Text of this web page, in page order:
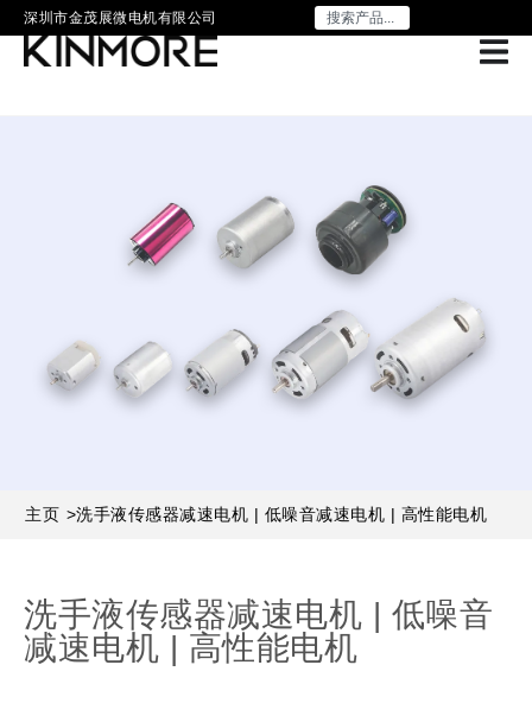
深圳市金茂展微电机有限公司
主页 >洗手液传感器减速电机 | 低噪音减速电机 | 高性能电机
洗手液传感器减速电机 | 低噪音
减速电机 | 高性能电机